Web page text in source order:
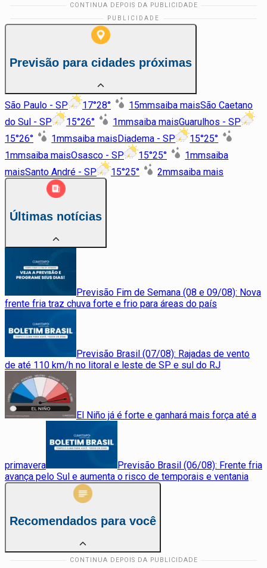
Previsão para cidades próximas
São Paulo - SP 17°28° 15mmsaiba maisSão Caetano
do Sul - SP
15°26° 1mmsaiba maisGuarulhos - SP
15°26° 1mmsaiba maisDiadema - SP 15°25°
1mmsaiba maisOsasco - SP 15°25° 1mmsaiba
maisSanto André - SP 15°25° 2mmsaiba mais
Últimas notícias
Previsão Fim de Semana (08 e 09/08): Nova
frente fria traz chuva forte e frio para áreas do país
Previsão Brasil (07/08): Rajadas de vento
de até 110 km/h no litoral e leste de SP e sul do RJ
El Niño já é forte e ganhará mais força até a
primavera
Previsão Brasil (06/08): Frente fria
avança pelo Sul e aumenta o risco de temporais e ventania
Recomendados para você